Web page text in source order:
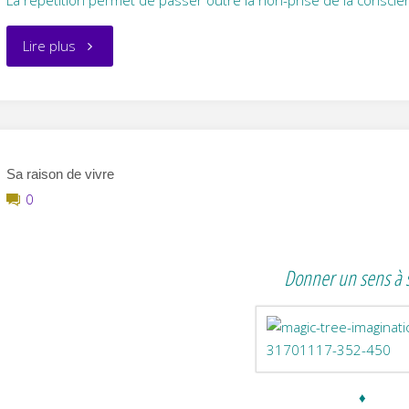
Lire plus "La
Sa raison de vivre
0
Donner un sens à
♦